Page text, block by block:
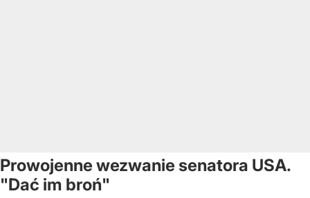
Prowojenne wezwanie senatora USA.
"Dać im broń"